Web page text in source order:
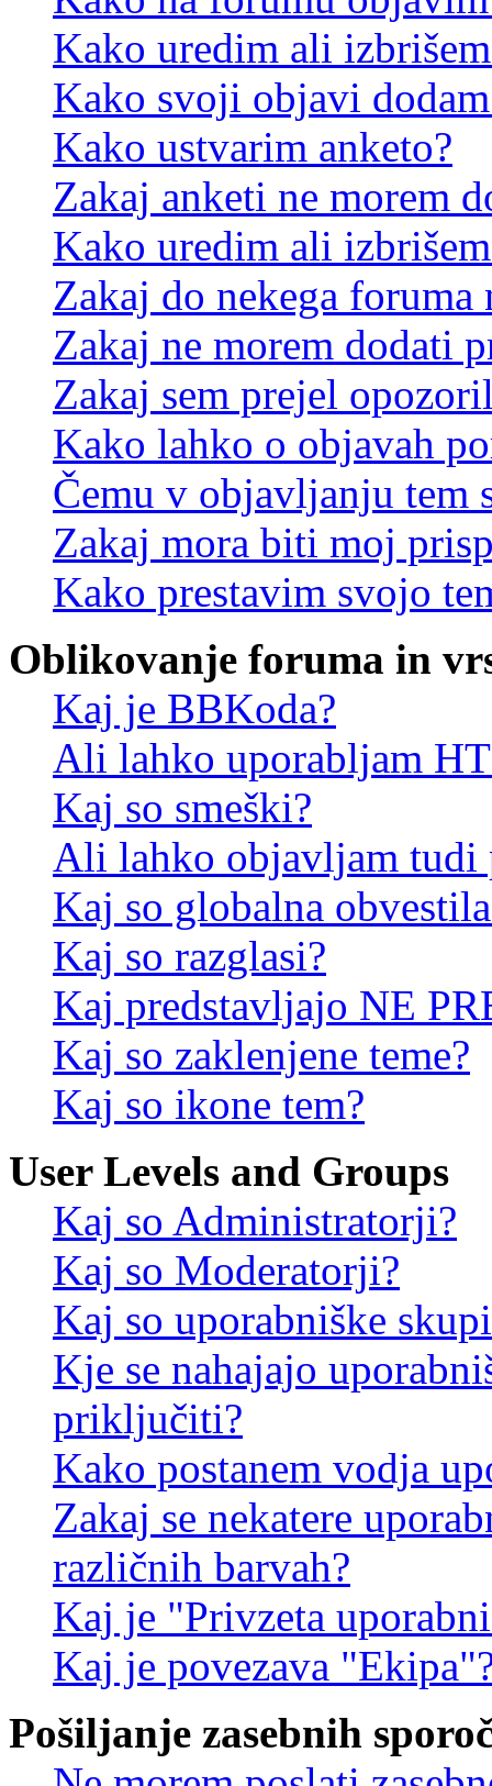
Kako uredim ali
Kako svoji objavi
Kako ustvarim anketo?
Zakaj anketi ne morem
Kako uredim ali
Zakaj do nekega foruma
Zakaj ne morem dodati
Zakaj sem prejel
Kako lahko o objavah
Čemu v objavljanju tem
Zakaj mora biti moj
Kako prestavim svojo
Oblikovanje foruma in
Kaj je BBKoda?
Ali lahko uporabljam
Kaj so smeški?
Ali lahko objavljam tudi
Kaj so globalna
Kaj so razglasi?
Kaj predstavljajo NE
Kaj so zaklenjene teme?
Kaj so ikone tem?
User Levels and Groups
Kaj so Administratorji?
Kaj so Moderatorji?
Kaj so uporabniške
Kje se nahajajo
priključiti?
Kako postanem vodja
Zakaj se nekatere
različnih barvah?
Kaj je "Privzeta
Kaj je povezava
Pošiljanje zasebnih